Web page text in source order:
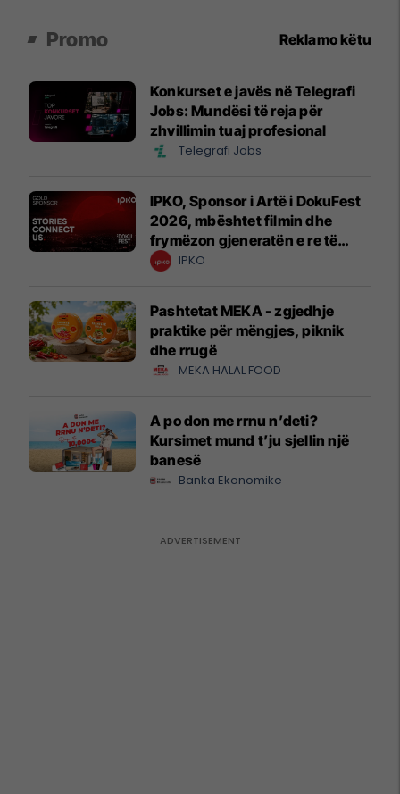
Promo Reklamo këtu
Konkurset e javës në Telegrafi
Jobs: Mundësi të reja për
zhvillimin tuaj profesional
Telegrafi Jobs
IPKO, Sponsor i Artë i DokuFest
2026, mbështet filmin dhe
frymëzon gjeneratën e re të
krijuesve
IPKO
Pashtetat MEKA - zgjedhje
praktike për mëngjes, piknik
dhe rrugë
MEKA HALAL FOOD
A po don me rrnu n’deti?
Kursimet mund t’ju sjellin një
banesë
Banka Ekonomike